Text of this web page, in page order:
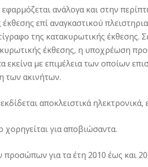
ανάλογα και στην
επί αναγκαστικού
της κατακυρωτικής έκθεσης.
έκθεσης, η υποχρέωση
εκείνα με επιμέλεια των οποίων
των ακινήτων.
αποκλειστικά
χορηγείται για αποβιώσαντα.
προσώπων για τα έτη 2010 έως και